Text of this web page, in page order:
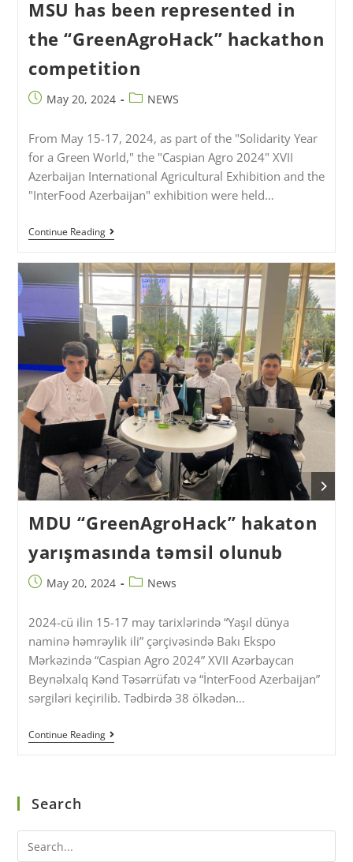
MSU has been represented in
the “GreenAgroHack” hackathon
competition
May 20, 2024 NEWS
From May 15-17, 2024, as part of the "Solidarity Year
for a Green World," the "Caspian Agro 2024" XVII
Azerbaijan International Agricultural Exhibition and the
"InterFood Azerbaijan" exhibition were held…
Continue Reading
MDU “GreenAgroHack” hakaton
yarışmasında təmsil olunub
May 20, 2024 News
2024-cü ilin 15-17 may tarixlərində “Yaşıl dünya
naminə həmrəylik ili” çərçivəsində Bakı Ekspo
Mərkəzində “Caspian Agro 2024” XVII Azərbaycan
Beynəlxalq Kənd Təsərrüfatı və “İnterFood Azerbaijan”
sərgiləri keçirilib. Tədbirdə 38 ölkədən…
Continue Reading
Search